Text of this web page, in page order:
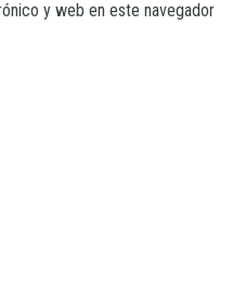
y web en este navegador